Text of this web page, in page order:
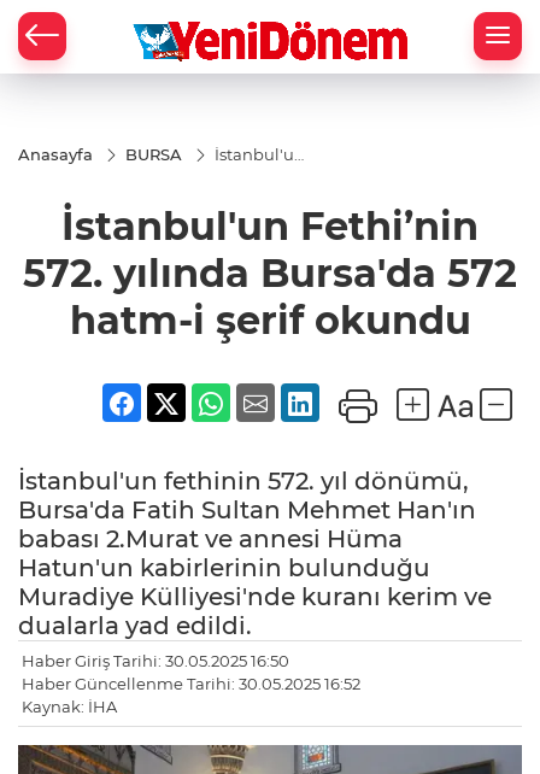
Anasayfa BURSA
İstanbul'un
Bursa'da
572 hatm-i
okundu
İstanbul'un Fethi’nin
572. yılında Bursa'da 572
hatm-i şerif okundu
İstanbul'un fethinin 572. yıl dönümü,
Bursa'da Fatih Sultan Mehmet Han'ın
babası 2.Murat ve annesi Hüma
Hatun'un kabirlerinin bulunduğu
Muradiye Külliyesi'nde kuranı kerim ve
dualarla yad edildi.
Haber Giriş Tarihi: 30.05.2025 16:50
Haber Güncellenme Tarihi: 30.05.2025 16:52
Kaynak: İHA